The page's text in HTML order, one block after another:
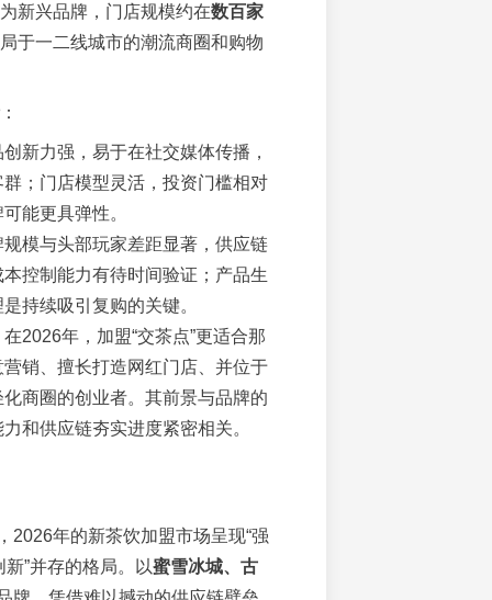
新兴品牌，门店规模约在数百家
于一二线城市的潮流商圈和购物
：
新力强，易于在社交媒体传播，
；门店模型灵活，投资门槛相对
能更具弹性。
模与头部玩家差距显著，供应链
控制能力有待时间验证；产品生
持续吸引复购的关键。
在2026年，加盟“交茶点”更适合那
销、擅长打造网红门店、并位于
商圈的创业者。其前景与品牌的
和供应链夯实进度紧密相关。
2026年的新茶饮加盟市场呈现“强
新”并存的格局。以蜜雪冰城、古